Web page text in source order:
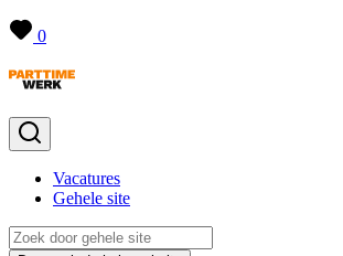
0
Vacatures
Gehele site